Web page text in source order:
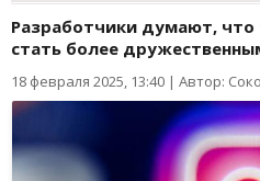
Разработчики думают,
стать более
18 февраля 2025, 13:40 | Автор: